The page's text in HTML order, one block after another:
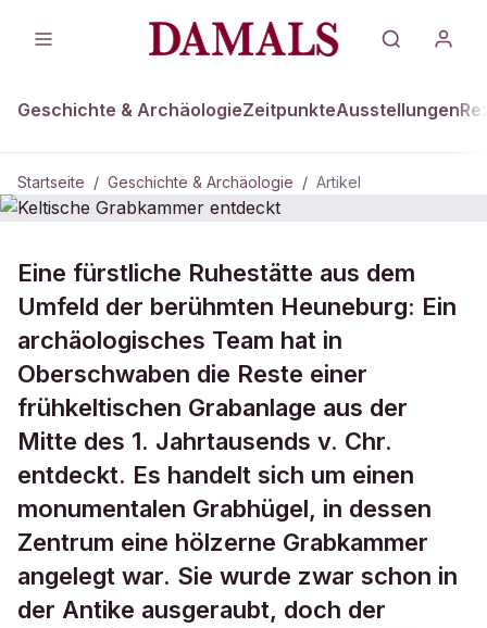
Geschichte & ArchäologieZeitpunkteAusstellungen
Startseite / Geschichte & Archäologie / Artikel
Keltische Grabkammer entdeckt
Eine fürstliche Ruhestätte aus dem
Umfeld der berühmten Heuneburg: Ein
archäologisches Team hat in
Oberschwaben die Reste einer
frühkeltischen Grabanlage aus der
Mitte des 1. Jahrtausends v. Chr.
entdeckt. Es handelt sich um einen
monumentalen Grabhügel, in dessen
Zentrum eine hölzerne Grabkammer
angelegt war. Sie wurde zwar schon in
der Antike ausgeraubt, doch der